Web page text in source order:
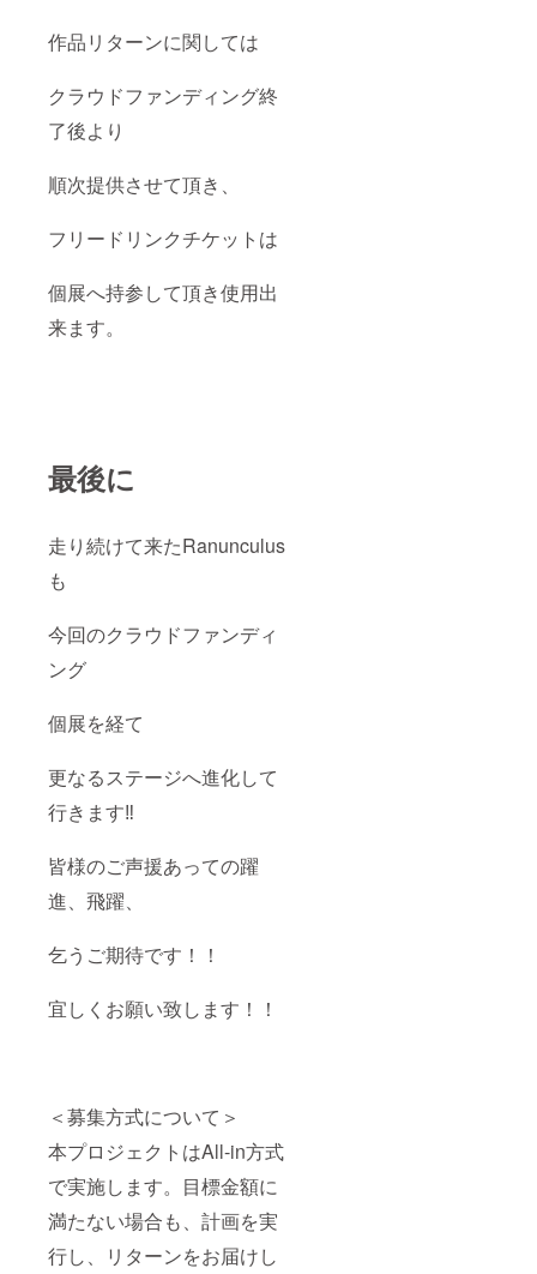
作品リターンに関しては
クラウドファンディング終
了後より
順次提供させて頂き、
フリードリンクチケットは
個展へ持参して頂き使用出
来ます。
最後に
走り続けて来たRanunculus
も
今回のクラウドファンディ
ング
個展を経て
更なるステージへ進化して
行きます‼︎
皆様のご声援あっての躍
進、飛躍、
乞うご期待です！！
宜しくお願い致します！！
＜募集方式について＞
本プロジェクトはAll-in方式
で実施します。目標金額に
満たない場合も、計画を実
行し、リターンをお届けし